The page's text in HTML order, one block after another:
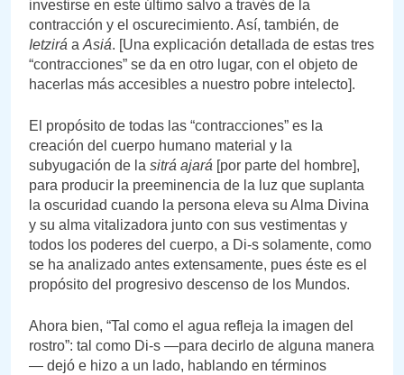
investirse en este último salvo a través de la
contracción y el oscurecimiento. Así, también, de
Ietzirá a Asiá. [Una explicación detallada de estas tres
“contracciones” se da en otro lugar, con el objeto de
hacerlas más accesibles a nuestro pobre intelecto].
El propósito de todas las “contracciones” es la
creación del cuerpo humano material y la
subyugación de la sitrá ajará [por parte del hombre],
para producir la preeminencia de la luz que suplanta
la oscuridad cuando la persona eleva su Alma Divina
y su alma vitalizadora junto con sus vestimentas y
todos los poderes del cuerpo, a Di-s solamente, como
se ha analizado antes extensamente, pues éste es el
propósito del progresivo descenso de los Mundos.
Ahora bien, “Tal como el agua refleja la imagen del
rostro”: tal como Di-s —para decirlo de alguna manera
— dejó e hizo a un lado, hablando en términos